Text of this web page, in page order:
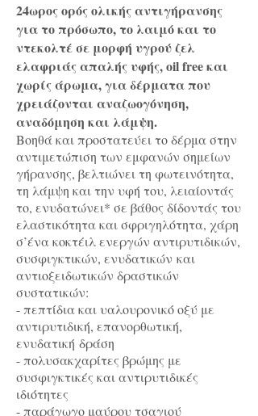
24ωρος ορός ολικής αντιγήρανσης
για το πρόσωπο, το λαιμό και το
ντεκολτέ σε μορφή υγρού ζελ
ελαφριάς απαλής υφής, oil free και
χωρίς άρωμα, για δέρματα που
χρειάζονται αναζωογόνηση,
αναδόμηση και λάμψη.
Βοηθά και προστατεύει το δέρμα στην
αντιμετώπιση των εμφανών σημείων
γήρανσης, βελτιώνει τη φωτεινότητα,
τη λάμψη και την υφή του, λειαίοντάς
το, ενυδατώνει* σε βάθος δίδοντάς του
ελαστικότητα και σφριγηλότητα, χάρη
σ’ένα κοκτέιλ ενεργών αντιρυτιδικών,
συσφιγκτικών, ενυδατικών και
αντιοξειδωτικών δραστικών
συστατικών:
- πεπτίδια και υαλουρονικό οξύ με
αντιρυτιδική, επανορθωτική,
ενυδατική δράση
- πολυσακχαρίτες βρώμης με
συσφιγκτικές και αντιρυτιδικές
ιδιότητες
- παράγωγο μαύρου τσαγιού